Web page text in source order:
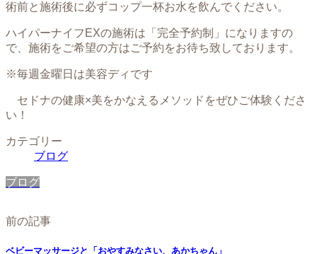
術前と施術後に必ずコップ一杯お水を飲んでください。
ハイパーナイフEXの施術は「完全予約制」になりますの
で、施術をご希望の方はご予約をお待ち致しております。
※毎週金曜日は美容ディです
セドナの健康×美をかなえるメソッドをぜひご体験くださ
い！
カテゴリー
ブログ
ブログ
前の記事
ベビーマッサージと「おやすみなさい、あかちゃん」